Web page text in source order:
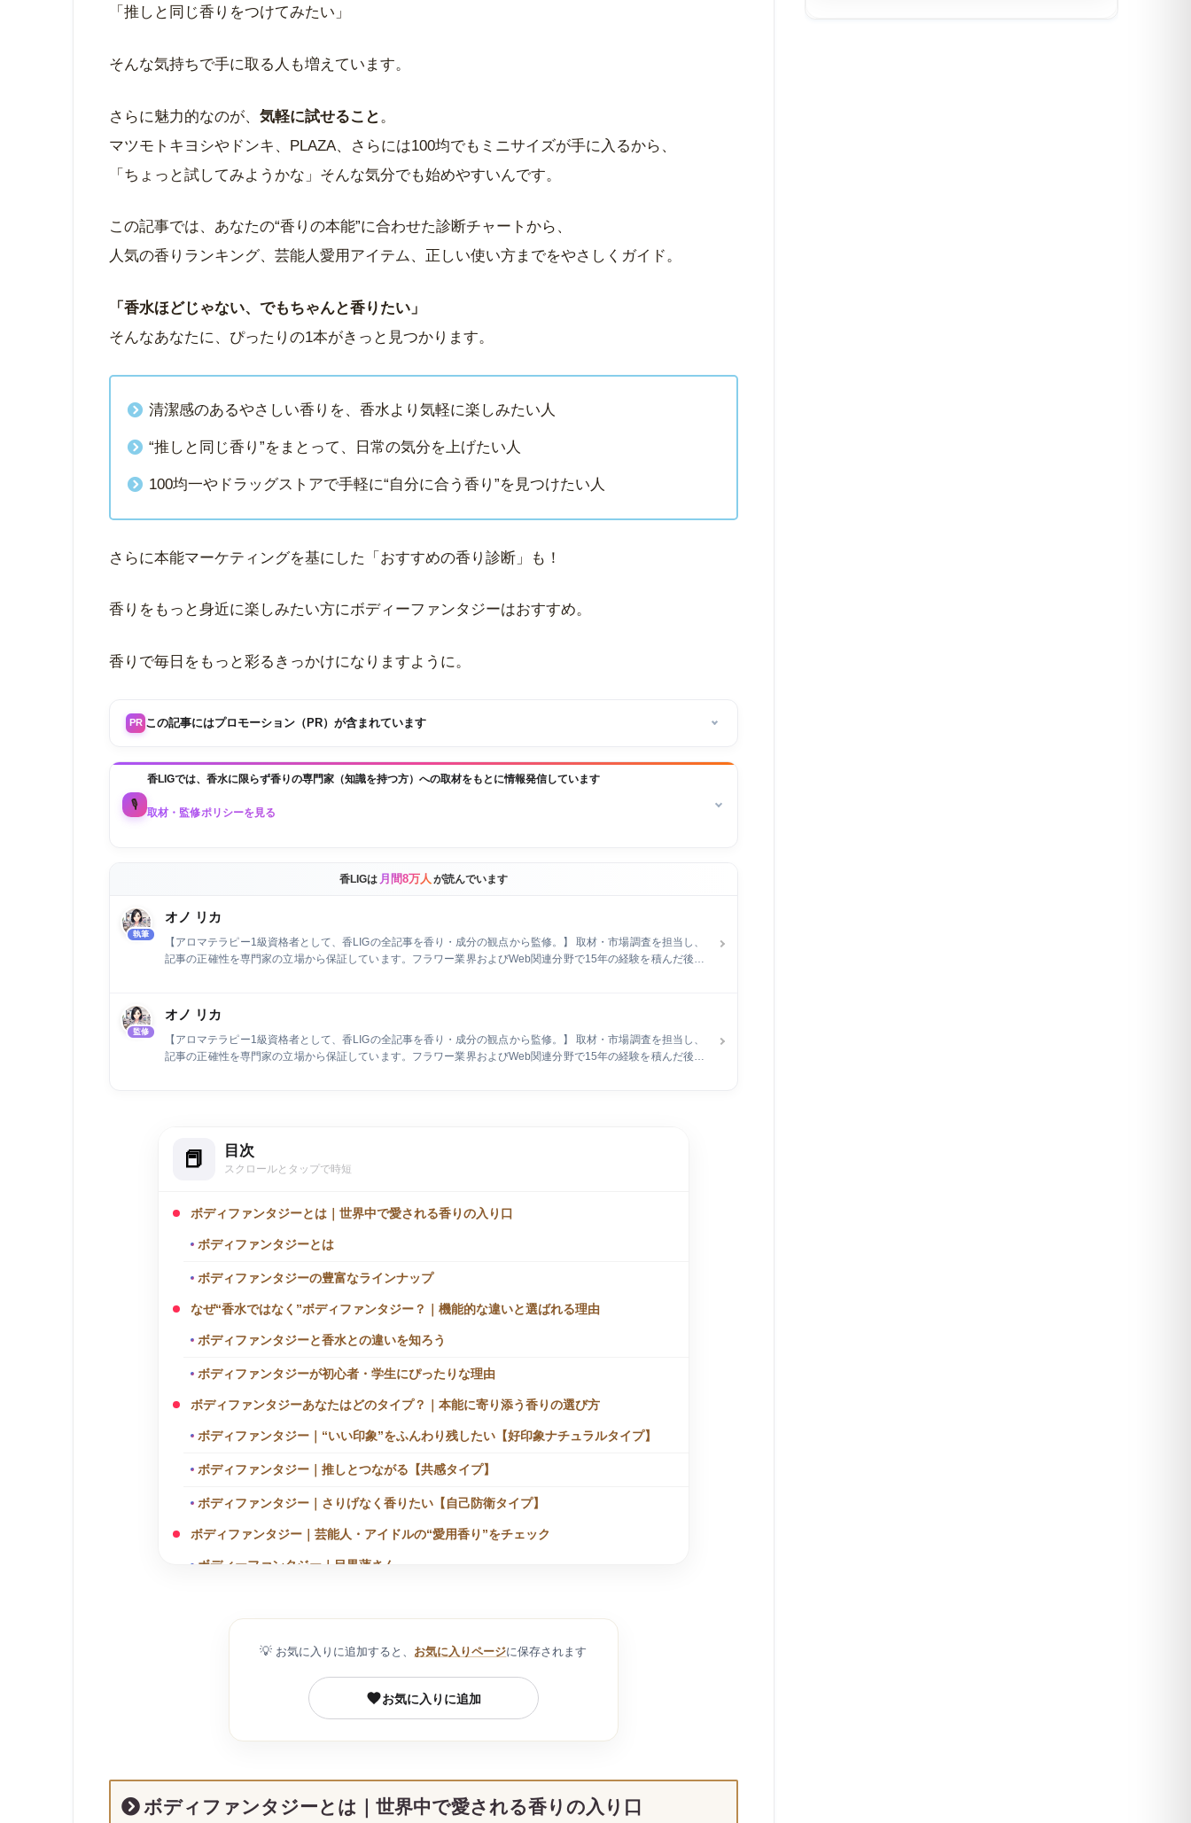
「推しと同じ香りをつけてみたい」
そんな気持ちで手に取る人も増えています。
さらに魅力的なのが、 気軽に試せること 。
マツモトキヨシやドンキ、PLAZA、さらには100均でもミニサイズが手に入るから、
「ちょっと試してみようかな」そんな気分でも始めやすいんです。
この記事では、あなたの“香りの本能”に合わせた診断チャートから、
人気の香りランキング、芸能人愛用アイテム、正しい使い方までをやさしくガイド。
「香水ほどじゃない、でもちゃんと香りたい」
そんなあなたに、ぴったりの1本がきっと見つかります。
清潔感のあるやさしい香りを、香水より気軽に楽しみたい人
“推しと同じ香り”をまとって、日常の気分を上げたい人
100均一やドラッグストアで手軽に“自分に合う香り”を見つけたい人
さらに本能マーケティングを基にした「おすすめの香り診断」も！
香りをもっと身近に楽しみたい方にボディーファンタジーはおすすめ。
香りで毎日をもっと彩るきっかけになりますように。
PR この記事にはプロモーション（PR）が含まれています
🎙️
香LIGでは、香水に限らず香りの専門家（知識を持つ方）への取材をもとに情報発信しています
取材・監修ポリシーを見る
香LIGは 月間8万人 が読んでいます
執筆
オノ リカ
【アロマテラピー1級資格者として、香LIGの全記事を香り・成分の観点から監修。】 取材・市場調査を担当し、
記事の正確性を専門家の立場から保証しています。フラワー業界およびWeb関連分野で15年の経験を積んだ後、
約数を2倍に増加させるなど、デジタルマーケティングにおける顕著な実績を持ちます。
監修
オノ リカ
【アロマテラピー1級資格者として、香LIGの全記事を香り・成分の観点から監修。】 取材・市場調査を担当し、
記事の正確性を専門家の立場から保証しています。フラワー業界およびWeb関連分野で15年の経験を積んだ後、
目次
スクロールとタップで時短
ボディファンタジーとは｜世界中で愛される香りの入り口
ボディファンタジーとは
ボディファンタジーの豊富なラインナップ
なぜ“香水ではなく”ボディファンタジー？｜機能的な違いと選ばれる理由
ボディファンタジーと香水との違いを知ろう
ボディファンタジーが初心者・学生にぴったりな理由
ボディファンタジーあなたはどのタイプ？｜本能に寄り添う香りの選び方
ボディファンタジー｜“いい印象”をふんわり残したい【好印象ナチュラルタイプ】
ボディファンタジー｜推しとつながる【共感タイプ】
ボディファンタジー｜さりげなく香りたい【自己防衛タイプ】
ボディファンタジー｜芸能人・アイドルの“愛用香り”をチェック
ボディーファンタジー｜目黒蓮さん
ボディーファンタジー｜マリウス葉さん
基本の使い方5か条｜ボディファンタジーを自然に香らせるテクニック
シーン別の香りテクニック｜ふさわしい場所に、ふさわしい香りを
💡 お気に入りに追加すると、 お気に入りページに保存されます
お気に入りに追加
ボディファンタジーとは 世界中で愛される香りの入り口